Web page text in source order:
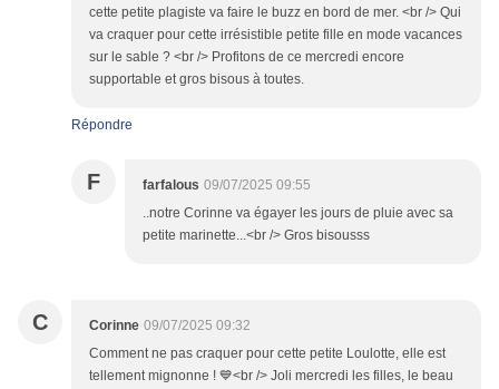
cette petite plagiste va faire le buzz en bord de mer. <br /> Qui
va craquer pour cette irrésistible petite fille en mode vacances
sur le sable ? <br /> Profitons de ce mercredi encore
supportable et gros bisous à toutes.
Répondre
F farfalous 09/07/2025 09:55
..notre Corinne va égayer les jours de pluie avec sa
petite marinette...<br /> Gros bisousss
C Corinne 09/07/2025 09:32
Comment ne pas craquer pour cette petite Loulotte, elle est
tellement mignonne ! 💙<br /> Joli mercredi les filles, le beau